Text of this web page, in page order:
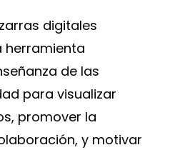
digitales
herramienta
de las
para visualizar
promover la
y motivar